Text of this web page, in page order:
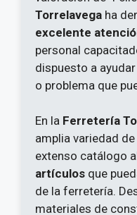
Torrelavega ha
excelente
personal
dispuesto a
o problema que
En la Ferretería
amplia variedad
extenso catálogo
artículos que
de la ferretería.
materiales de